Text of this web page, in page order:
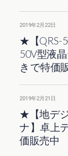
2019年2月22日
★【QRS-
50V型液
きで特価
2019年2月21日
★【地デ
ナ】卓上
価販売中